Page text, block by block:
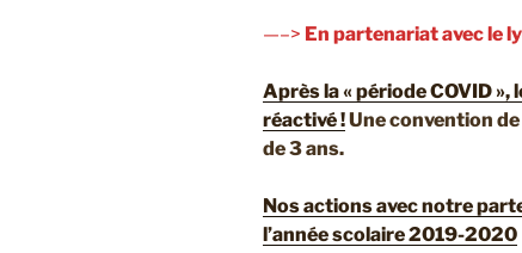
—–> En partenariat avec le
Après la « période COVID
réactivé !Une convention
de 3 ans.
Nos actions avec notre
l’année scolaire 2019-2020